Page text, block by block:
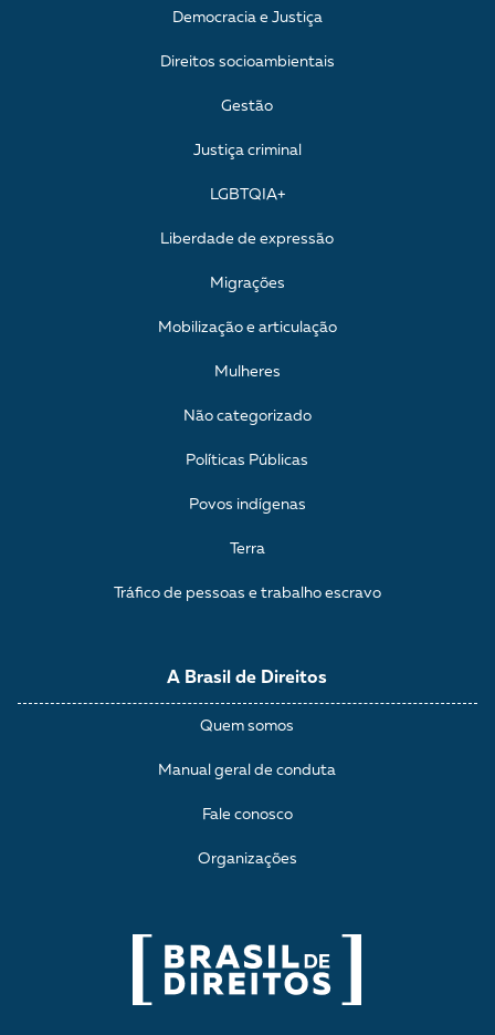
A Brasil de Direitos
Quem somos
Manual geral de conduta
Fale conosco
Organizações
Democracia e Justiça
Direitos socioambientais
Gestão
Justiça criminal
LGBTQIA+
Liberdade de expressão
Migrações
Mobilização e articulação
Mulheres
Não categorizado
Políticas Públicas
Povos indígenas
Terra
Tráfico de pessoas e trabalho escravo